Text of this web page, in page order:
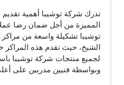
تدرك شركة توشيبا أهمية تقديم
المميزة من أجل ضمان رضا
توشيبا تشكيلة واسعة من مراكز
الشيخ، حيث تقدم هذه المراكز
لجميع منتجات شركة توشيبا
وبواسطة فنيين مدربين على